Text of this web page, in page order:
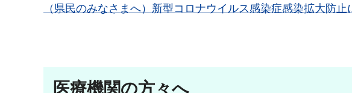
（県民のみなさまへ）新型コロナウイルス感染症感染拡大防
医療機関の方々へ